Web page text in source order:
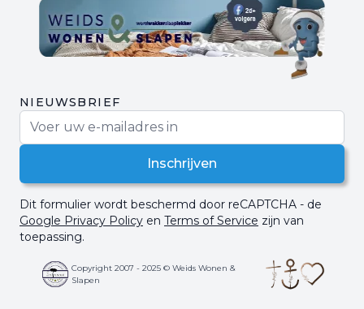
NIEUWSBRIEF
Inschrijven
Dit formulier wordt beschermd door reCAPTCHA - de
Google Privacy Policy en Terms of Service zijn van
toepassing.
Copyright 2007 - 2025 © Weids Wonen &
Slapen